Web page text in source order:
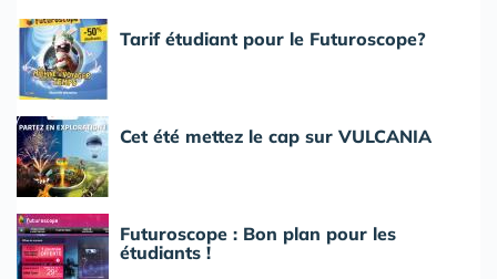
Tarif étudiant pour le Futuroscope?
Cet été mettez le cap sur VULCANIA
Futuroscope : Bon plan pour les
étudiants !